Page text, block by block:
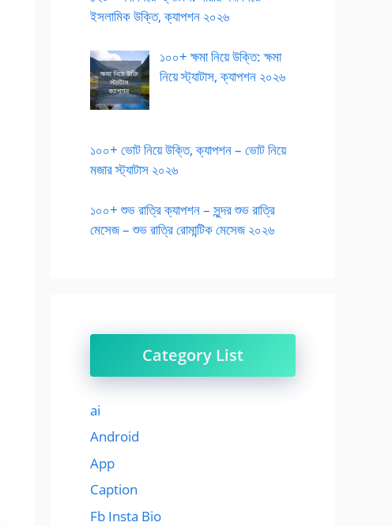
ইসলামিক উক্তি, ক্যাপশন ২০২৬
১০০+ ক্ষমা নিয়ে উক্তি: ক্ষমা
নিয়ে স্ট্যাটাস, ক্যাপশন ২০২৬
১০০+ ভোট নিয়ে উক্তি, ক্যাপশন – ভোট নিয়ে
মজার স্ট্যাটাস ২০২৬
১০০+ শুভ রাত্রি ক্যাপশন – সুন্দর শুভ রাত্রি
মেসেজ – শুভ রাত্রি রোমান্টিক মেসেজ ২০২৬
Category List
ai
Android
App
Caption
Fb Insta Bio